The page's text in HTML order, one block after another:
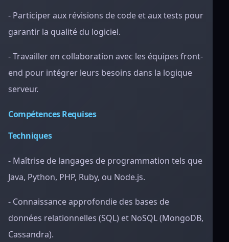
- Participer aux révisions de code et aux tests pour
garantir la qualité du logiciel.
- Travailler en collaboration avec les équipes front-
end pour intégrer leurs besoins dans la logique
serveur.
Compétences Requises
Techniques
- Maîtrise de langages de programmation tels que
Java, Python, PHP, Ruby, ou Node.js.
- Connaissance approfondie des bases de
données relationnelles (SQL) et NoSQL (MongoDB,
Cassandra).